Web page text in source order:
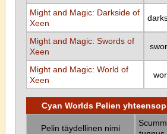
Might and Magic: Darkside of
Xeen
Might and Magic: Swords of
Xeen
Might and Magic: World of
Xeen
Cyan Worlds Pelien
Pelin täydellinen nimi